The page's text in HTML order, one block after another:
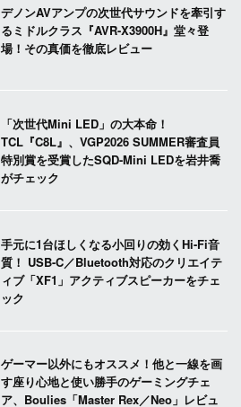
デノンAVアンプの次世代サウンドを牽引す
るミドルクラス『AVR-X3900H』堂々登
場！その真価を徹底レビュー
「次世代Mini LED」の大本命！
TCL『C8L』、VGP2026 SUMMER審査員
特別賞を受賞したSQD-Mini LEDを岩井喬
がチェック
手元に1台ほしくなる小回りの効くHi-Fi音
質！ USB-C／Bluetooth対応のクリエイテ
ィブ「XF1」アクティブスピーカーをチェ
ック
ゲーマー以外にもオススメ！他と一線を画
す座り心地と使い勝手のゲーミングチェ
ア、Boulies「Master Rex／Neo」レビュ